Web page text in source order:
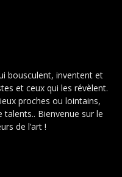
bousculent, inventent et
et ceux qui les révèlent.
proches ou lointains,
Bienvenue sur le
de l’art !